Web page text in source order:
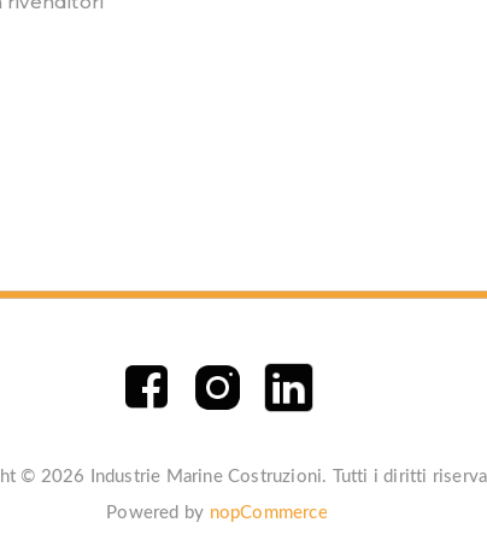
© 2026 Industrie Marine Costruzioni. Tutti i diritti
Powered by nopCommerce